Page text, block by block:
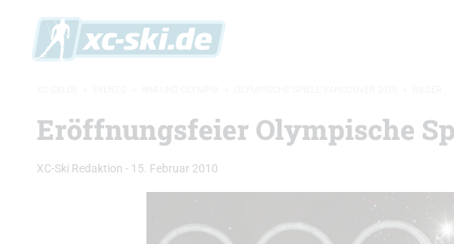
Eröffnungsfeier Olympische
XC-Ski Redaktion - 15. Februar 2010